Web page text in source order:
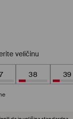
veličinu
38 39